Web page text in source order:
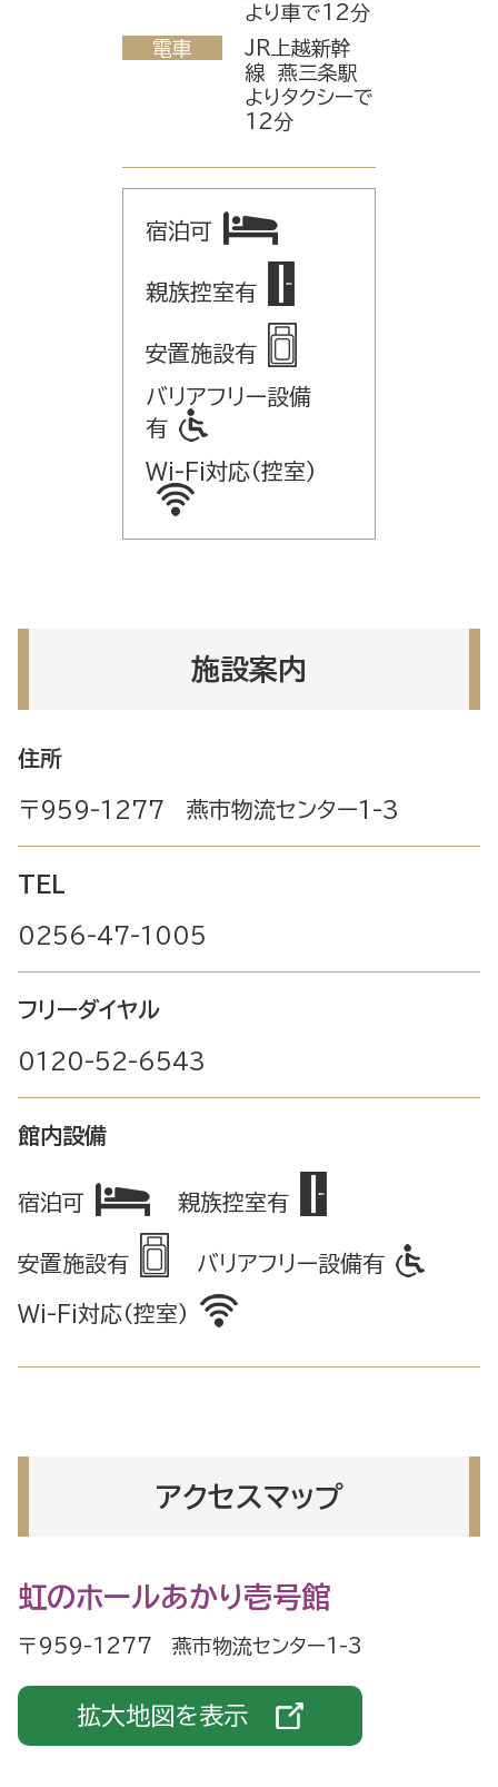
より車で12分
電車
JR上越新幹
線 燕三条駅
よりタクシーで
12分
宿泊可
親族控室有
安置施設有
バリアフリー設備
有
Wi-Fi対応（控室）
施設案内
住所
〒959-1277 燕市物流センター1-3
TEL
0256-47-1005
フリーダイヤル
0120-52-6543
館内設備
宿泊可 親族控室有
安置施設有 バリアフリー設備有
Wi-Fi対応（控室）
アクセスマップ
虹のホールあかり壱号館
〒959-1277 燕市物流センター1-3
拡大地図を表示